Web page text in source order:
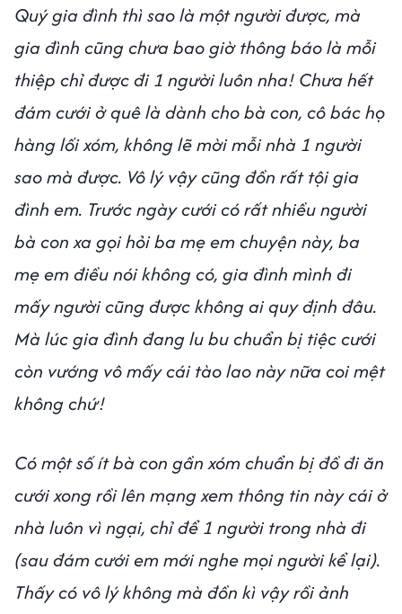
Quý gia đình thì sao là một người được, mà
gia đình cũng chưa bao giờ thông báo là mỗi
thiệp chỉ được đi 1 người luôn nha! Chưa hết
đám cưới ở quê là dành cho bà con, cô bác họ
hàng lối xóm, không lẽ mời mỗi nhà 1 người
sao mà được. Vô lý vậy cũng đồn rất tội gia
đình em. Trước ngày cưới có rất nhiều người
bà con xa gọi hỏi ba mẹ em chuyện này, ba
mẹ em điều nói không có, gia đình mình đi
mấy người cũng được không ai quy định đâu.
Mà lúc gia đình đang lu bu chuẩn bị tiệc cưới
còn vướng vô mấy cái tào lao này nữa coi mệt
không chứ!
Có một số ít bà con gần xóm chuẩn bị đồ đi ăn
cưới xong rồi lên mạng xem thông tin này cái ở
nhà luôn vì ngại, chỉ để 1 người trong nhà đi
(sau đám cưới em mới nghe mọi người kể lại).
Thấy có vô lý không mà đồn kì vậy rồi ảnh